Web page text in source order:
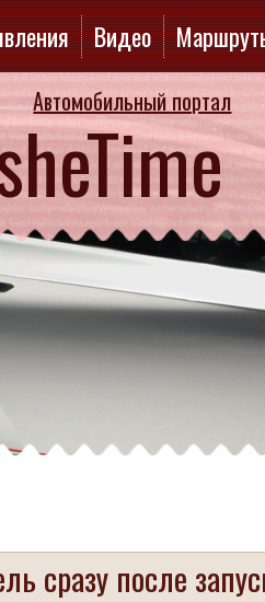
Видео
Автомобильный портал
сразу после